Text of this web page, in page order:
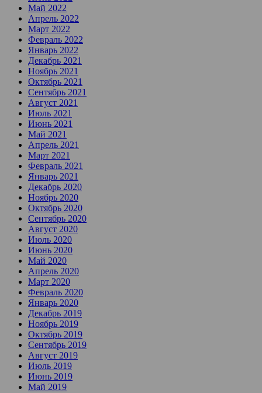
Май 2022
Апрель 2022
Март 2022
Февраль 2022
Январь 2022
Декабрь 2021
Ноябрь 2021
Октябрь 2021
Сентябрь 2021
Август 2021
Июль 2021
Июнь 2021
Май 2021
Апрель 2021
Март 2021
Февраль 2021
Январь 2021
Декабрь 2020
Ноябрь 2020
Октябрь 2020
Сентябрь 2020
Август 2020
Июль 2020
Июнь 2020
Май 2020
Апрель 2020
Март 2020
Февраль 2020
Январь 2020
Декабрь 2019
Ноябрь 2019
Октябрь 2019
Сентябрь 2019
Август 2019
Июль 2019
Июнь 2019
Май 2019